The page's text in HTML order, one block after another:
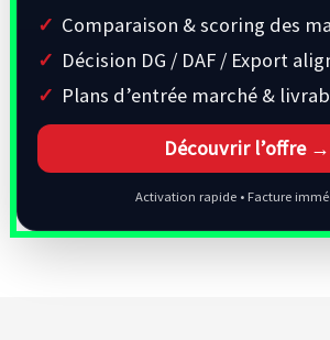
Comparaison & scoring des
Décision DG / DAF / Export
Plans d’entrée marché &
Découvrir l’offre →
Activation rapide • Facture